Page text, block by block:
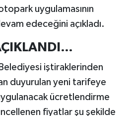
uygulamasının
edeceğini açıkladı.
iştiraklerinden
duyurulan yeni tarifeye
ücretlendirme
fiyatlar şu şekilde